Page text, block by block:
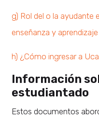
g) Rol del o la ayudante
enseñanza y aprendizaje
h) ¿Cómo ingresar a
Información
estudiantado
Estos documentos